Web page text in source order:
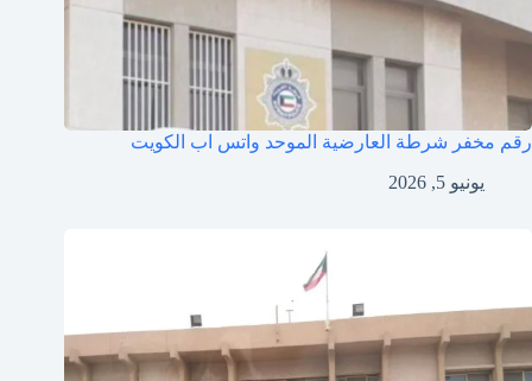
رقم مخفر شرطة العارضية الموحد واتس اب الكويت
يونيو 5, 2026